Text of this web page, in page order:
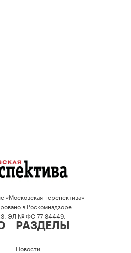
«Московская перспектива»
в Роскомнадзоре
ЭЛ № ФС 77-84449.
РАЗДЕЛЫ
Новости